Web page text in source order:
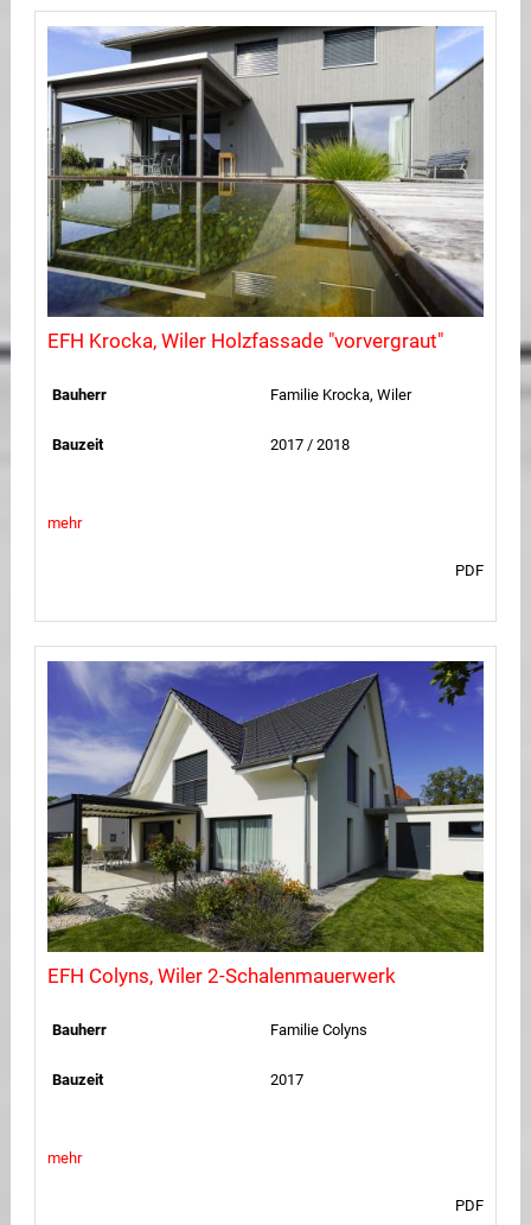
EFH Krocka, Wiler Holzfassade "vorvergraut"
Bauherr Familie Krocka, Wiler
Bauzeit 2017 / 2018
mehr
PDF
EFH Colyns, Wiler 2-Schalenmauerwerk
Bauherr Familie Colyns
Bauzeit 2017
mehr
PDF